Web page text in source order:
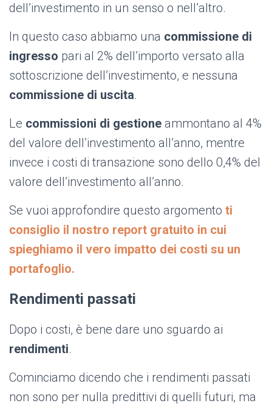
dell’investimento in un senso o nell’altro.
In questo caso abbiamo una commissione di
ingresso pari al 2% dell’importo versato alla
sottoscrizione dell’investimento, e nessuna
commissione di uscita.
Le commissioni di gestione ammontano al 4%
del valore dell’investimento all’anno, mentre
invece i costi di transazione sono dello 0,4% del
valore dell’investimento all’anno.
Se vuoi approfondire questo argomento ti
consiglio il nostro report gratuito in cui
spieghiamo il vero impatto dei costi su un
portafoglio.
Rendimenti passati
Dopo i costi, è bene dare uno sguardo ai
rendimenti.
Cominciamo dicendo che i rendimenti passati
non sono per nulla predittivi di quelli futuri, ma